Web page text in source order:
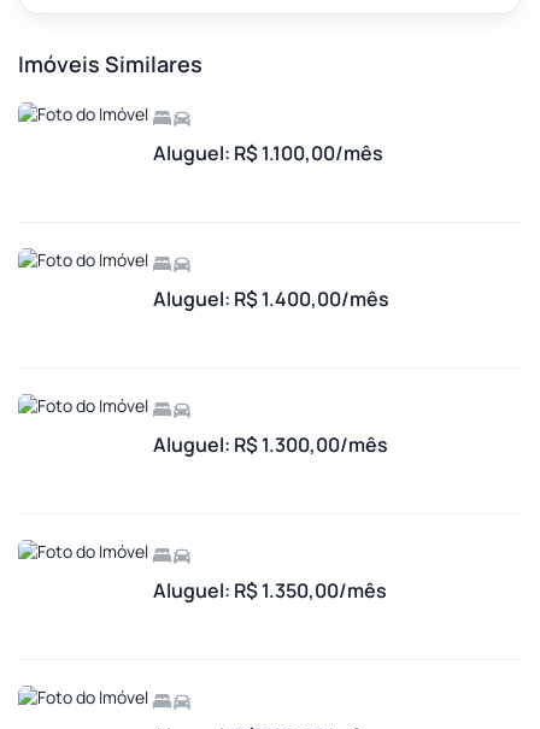
Imóveis Similares
Aluguel: R$ 1.100,00/mês
Aluguel: R$ 1.400,00/mês
Aluguel: R$ 1.300,00/mês
Aluguel: R$ 1.350,00/mês